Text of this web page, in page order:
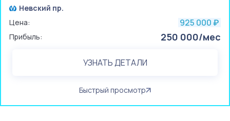
Невский пр.
Цена:
925 000 ₽
Прибыль: 250 000/мес
УЗНАТЬ ДЕТАЛИ
Быстрый просмотр